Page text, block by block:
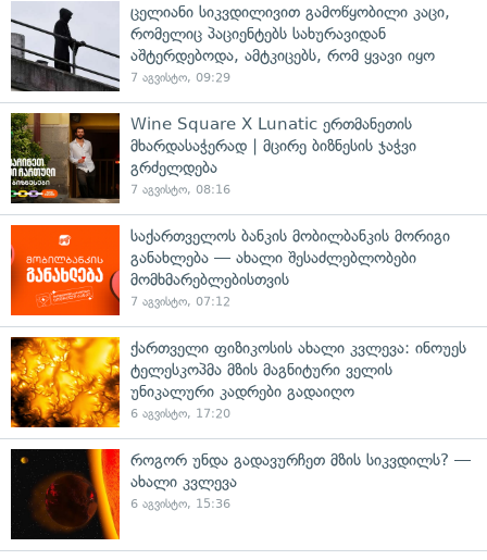
ცელიანი სიკვდილივით გამოწყობილი კაცი,
რომელიც პაციენტებს სახურავიდან
აშტერდებოდა, ამტკიცებს, რომ ყვავი იყო
7 აგვისტო, 09:29
Wine Square X Lunatic ერთმანეთის
მხარდასაჭერად | მცირე ბიზნესის ჯაჭვი
გრძელდება
7 აგვისტო, 08:16
საქართველოს ბანკის მობილბანკის მორიგი
განახლება — ახალი შესაძლებლობები
მომხმარებლებისთვის
7 აგვისტო, 07:12
ქართველი ფიზიკოსის ახალი კვლევა: ინოუეს
ტელესკოპმა მზის მაგნიტური ველის
უნიკალური კადრები გადაიღო
6 აგვისტო, 17:20
როგორ უნდა გადავურჩეთ მზის სიკვდილს? —
ახალი კვლევა
6 აგვისტო, 15:36